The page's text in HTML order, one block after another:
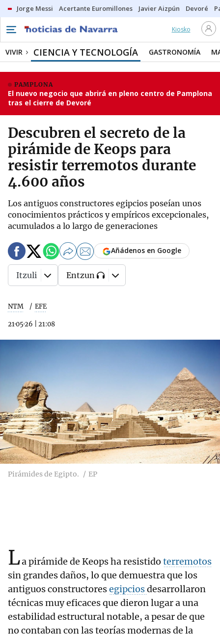
Jorge Messi Acertante Euromillones Javier Aizpún Devoré
Kiosko
VIVIR CIENCIA Y TECNOLOGÍA GASTRONOMÍA
PAMPLONA
El nuevo negocio que abrirá en pleno centro de Pamplona
tras el cierre de Devoré
Descubren el secreto de la
pirámide de Keops para
resistir terremotos durante
4.600 años
Los antiguos constructores egipcios poseían unos
conocimientos prácticos y empíricos excepcionales,
acumulados a lo largo de generaciones
NTM EFE
21·05·26 21:08
Añádenos en Google
Itzuli Entzun
Pirámides de Egipto. EP
La pirámide de Keops ha resistido terremotos
sin grandes daños, lo que demuestra que los
antiguos constructoresegipciosdesarrollaron
técnicas muy eficaces que dieron lugar a una
estabilidad estructural notable, a pesar de que
no contaban con las teorías modernas de la